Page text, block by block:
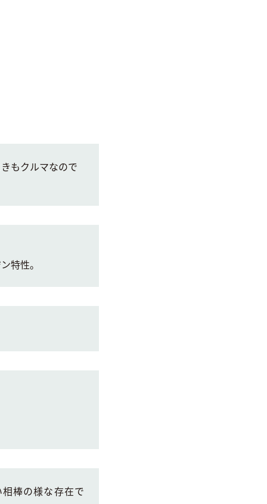
もクルマなので
特性。
棒の様な存在で